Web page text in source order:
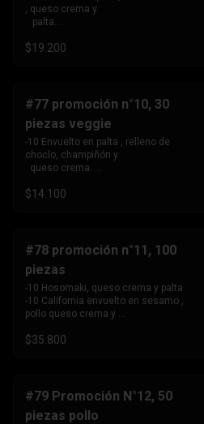
, queso crema y
   palta.
camarón, queso crema
$19.200
#77 promoción n°10, 30
piezas veggie
-10 Envuelto en palta , relleno de
choclo, champiñón y
  queso crema.
champiñón , queso
$14.100
#78 promoción n°11, 100
piezas
-10 Hosomaki, queso crema y palta
-10 California envuelto en sesamo ,
pollo queso crema y
-10 California envuelto en ciboulette ,
    cebollín.
-10 envuelto en palta , salmon, queso
crema y cebollín
$35.800
#79 Promoción N°12, 50
piezas pollo